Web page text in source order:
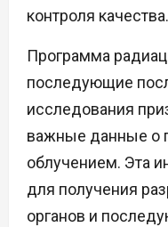
контроля качества.
Программа
последующие
исследования
важные данные о
облучением. Эта
для получения
органов и